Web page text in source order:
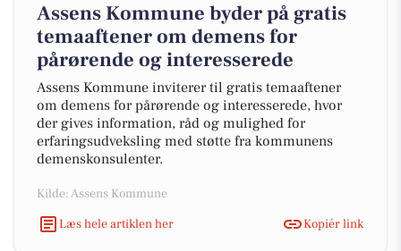
Assens Kommune byder på gratis
temaaftener om demens for
pårørende og interesserede
Assens Kommune inviterer til gratis temaaftener
om demens for pårørende og interesserede, hvor
der gives information, råd og mulighed for
erfaringsudveksling med støtte fra kommunens
demenskonsulenter.
Kilde: Assens Kommune
Læs hele artiklen her
Kopiér link